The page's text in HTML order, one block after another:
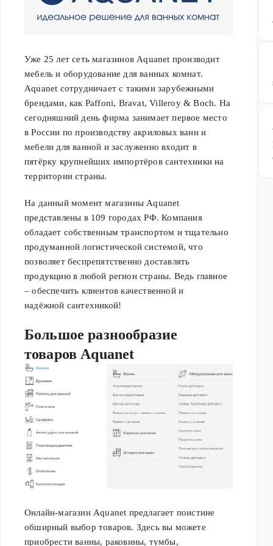
RedBlu by
Damixa,
Vincea,
Migliore,
Roca,
Rossinka,
Rush,
Santek,
Silver
Mirrors,
Ulgran,
Wellsee,
СаНта,
Villeroy &
Ideal
Standard, De
Aqua, Imex,
Alca Plast,
Pestan,
Bravat.
Уже 25 лет сеть магазинов Aquanet производит
мебель и оборудование для ванных комнат.
Aquanet сотрудничает с такими зарубежными
брендами, как Paffoni, Bravat, Villeroy & Boch. На
сегодняшний день фирма занимает первое место
в России по производству акриловых ванн и
мебели для ванной и заслуженно входит в
пятёрку крупнейших импортёров сантехники на
территории страны.
На данный момент магазины Aquanet
представлены в 109 городах РФ. Компания
обладает собственным транспортом и тщательно
продуманной логистической системой, что
позволяет беспрепятственно доставлять
продукцию в любой регион страны. Ведь главное
– обеспечить клиентов качественной и
надёжной сантехникой!
Большое разнообразие
товаров Aquanet
Онлайн-магазин Aquanet предлагает поистине
обширный выбор товаров. Здесь вы можете
приобрести ванны, раковины, тумбы,